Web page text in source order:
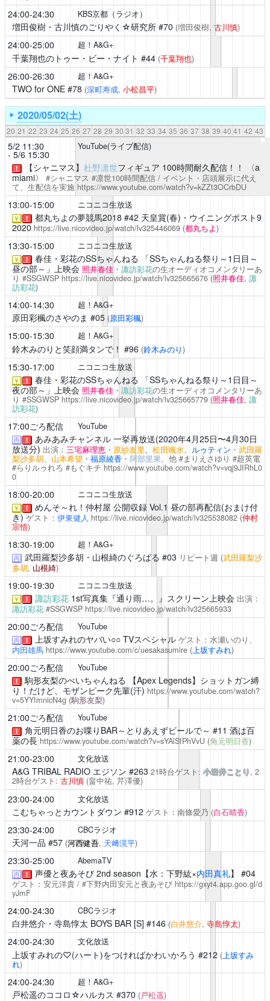
24:00-24:30 KBS京都（ラジオ）
増田俊樹・古川慎のごりやく☆研究所#70 (増田俊樹, 古川慎)
24:00-25:00 超！A&G+
千葉翔也のトゥー・ビー・ナイト #44 (千葉翔也)
26:00-26:30 超！A&G+
TWO for ONE#78 (深町寿成, 小松昌平)
2020/05/02(土)
20 21 22 23 24 25 26 27 28 29 30 31 32 33 34 35 36 37 38 39 40 41 42 43
5/2 11:30
- 5/6 15:30
YouTube(ライブ配信)
！ 【シャニマス】 杜野凛世フィギュア 100時間耐久配信！！ 〈a
miami〉
#シャニマス #凛世100時間配信 / イベント・店頭展示に代え
て、生配信を実施 https://www.youtube.com/watch?v=kZZt3OCrbDU
13:00-15:00 ニコニコ生放送
￥ ！ 都丸ちよの夢競馬2018#42 天皇賞(春)・ウイニングポスト9
2020 https://live.nicovideo.jp/watch/lv325446069 (都丸ちよ)
13:30-15:00 ニコニコ生放送
￥ ！ 春佳・彩花のSSちゃんねる 「SSちゃんねる祭り～1日目～
昼の部～」上映会 照井春佳・ 諏訪彩花の生オーディオコメンタリーあ
り #SSGWSP https://live.nicovideo.jp/watch/lv325665676 (照井春佳, 諏
訪彩花)
14:00-14:30 超！A&G+
原田彩楓のさやのま #05 (原田彩楓)
15:00-15:30 超！A&G+
鈴木みのりと笑顔満タンで！ #96 (鈴木みのり)
15:30-17:00 ニコニコ生放送
￥ ！ 春佳・彩花のSSちゃんねる 「SSちゃんねる祭り～1日目～
夜の部～」上映会 照井春佳・ 諏訪彩花の生オーディオコメンタリーあ
り #SSGWSP https://live.nicovideo.jp/watch/lv325665779 (照井春佳, 諏
訪彩花)
17:00ごろ配信 YouTube
再 ！ あみあみチャンネル一挙再放送(2020年4月25日〜4月30日
放送分) 出演： 三宅麻理恵・ 原紗友里、 松田颯水、 ルゥティン・ 武田羅
梨沙多胡、 山本希望・ 福原綾香・ 阿部里果、他 #まりえさゆり #超英電
#らりルゥれろ #もぐキチ https://www.youtube.com/watch?v=vqj9JIRhL0
0
18:00-20:00 ニコニコ生放送
￥ ！ めんそ～れ！仲村屋 公開収録 Vol.1 昼の部再配信(おまけ付
き)ゲスト： 伊東健人 https://live.nicovideo.jp/watch/lv325538082 (仲村
宗悟)
18:30-19:00 超！A&G+
再 武田羅梨沙多胡・山根綺のぐろばる #03 リピート週 (武田羅梨沙
多胡, 山根綺)
19:00-19:30 ニコニコ生放送
￥ ！ 諏訪彩花1st写真集『通り雨…。』スクリーン上映会 出演：
諏訪彩花#SSGWSP https://live.nicovideo.jp/watch/lv325665933
20:00ごろ配信 YouTube
再 ！ 上坂すみれのヤバい○○TVスペシャル ゲスト：水瀬いのり、
内田雄馬 https://www.youtube.com/c/uesakasumire (上坂すみれ)
20:00ごろ配信 YouTube
！ 駒形友梨のべいちゃんねる 【Apex Legends】ショットガン縛
り！だけど、モザンピーク先輩(汗) https://www.youtube.com/watch?
v=5YYImnicN4g (駒形友梨)
21:00ごろ配信 YouTube
！ 角元明日香のお喋りBAR～とりあえずビールで～ #11 酒は百
薬の長 https://www.youtube.com/watch?v=sYAlSfPhVvU (角元明日香)
21:00-23:00 文化放送
A&G TRIBAL RADIO エジソン #263 21時台ゲスト:小岩井ことり, 2
2時台ゲスト: 古川慎 (畠中祐, 芹澤優)
23:00-24:00 文化放送
こむちゃっとカウントダウン #912 ゲスト：南條愛乃 (白石晴香)
23:30-24:00 CBCラジオ
天河一品 #57 (河西健吾, 天﨑滉平)
23:30-25:00 AbemaTV
再 ！ 声優と夜あそび2nd season【水：下野紘×内田真礼】 #04
ゲスト：安元洋貴 / #下野内田安元と夜あそび https://gxyt4.app.goo.gl/d
yJmF
24:00-24:30 CBCラジオ
白井悠介・寺島惇太 BOYS BAR [S] #146 (白井悠介, 寺島惇太)
24:00-24:30 文化放送
上坂すみれの♡(ハート)をつければかわいかろう #212 (上坂すみ
れ)
24:00-24:30 超！A&G+
戸松遥のココロ☆ハルカス #370 (戸松遥)